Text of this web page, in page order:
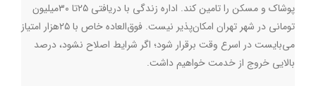
پوشاک و مسکن را تامین کند. اداره زندگی با دریافتی ۲۵تا ۳۰میلیون
تومانی در شهر تهران امکان‌پذیر نیست. فوق‌العاده خاص با ۲۵هزار امتیاز
می‌بایست در اسرع وقت برقرار شود؛ اگر شرایط اصلاح نشود، درصد
بالایی خروج از خدمت خواهیم‌ داشت.